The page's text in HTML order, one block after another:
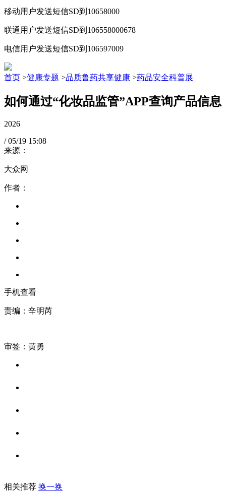
移动用户发送短信SD到10658000
联通用户发送短信SD到106558000678
电信用户发送短信SD到106597009
首页 >健康专题 >品质鲁药共享健康 >药品安全科普展
如何通过“化妆品监管”APP查询产品信息
2026
/ 05/19 15:08
来源：
大众网
作者：
手机查看
责编：辛明芮
审签：黄勇
相关推荐 换一换